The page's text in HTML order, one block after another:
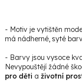
- Motiv je vytištěn
má nádherné, syté
- Barvy jsou vysoce
Nevypouštějí žádné
pro děti a životní